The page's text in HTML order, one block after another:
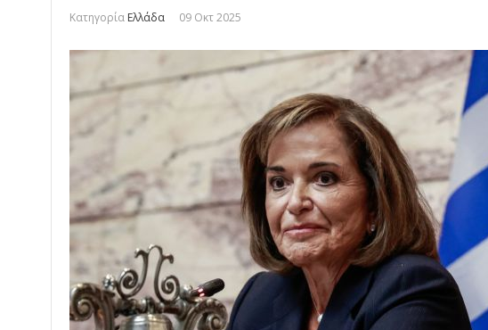
Κατηγορία Ελλάδα 09 Οκτ 2025